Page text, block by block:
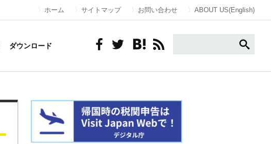
ホーム サイトマップ お問い合わせ ABOUT US(English)
ダウンロード